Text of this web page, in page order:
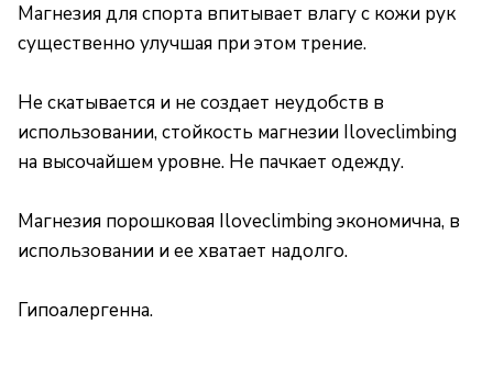
Магнезия для спорта впитывает влагу с кожи рук
существенно улучшая при этом трение.
Не скатывается и не создает неудобств в
использовании, стойкость магнезии Iloveclimbing
на высочайшем уровне. Не пачкает одежду.
Магнезия порошковая Iloveclimbing экономична, в
использовании и ее хватает надолго.
Гипоалергенна.